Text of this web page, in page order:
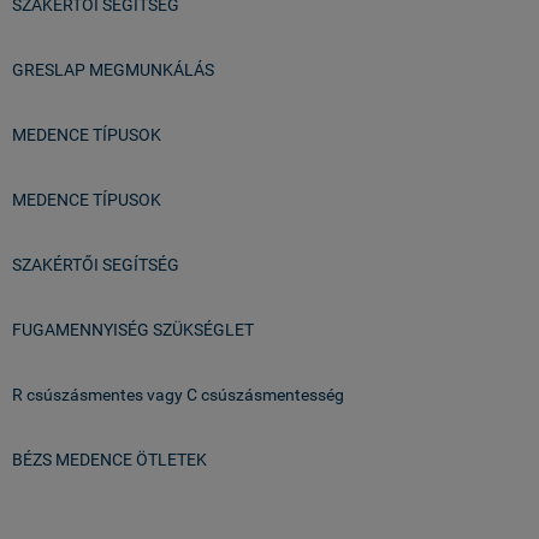
SZAKÉRTŐI SEGÍTSÉG
GRESLAP MEGMUNKÁLÁS
MEDENCE TÍPUSOK
MEDENCE TÍPUSOK
SZAKÉRTŐI SEGÍTSÉG
FUGAMENNYISÉG SZÜKSÉGLET
R csúszásmentes vagy C csúszásmentesség
BÉZS MEDENCE ÖTLETEK